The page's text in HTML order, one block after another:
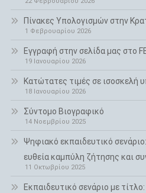
Πίνακες Υπολογισμών στην
1 Φεβρουαρίου 2026
Εγγραφή στην σελίδα μας στο
19 Ιανουαρίου 2026
Κατώτατες τιμές σε ισοσκελή
18 Ιανουαρίου 2026
Σύντομο Βιογραφικό
14 Νοεμβρίου 2025
Ψηφιακό εκπαιδευτικό
ευθεία καμπύλη ζήτησης και
11 Οκτωβρίου 2025
Εκπαιδευτικό σενάριο με